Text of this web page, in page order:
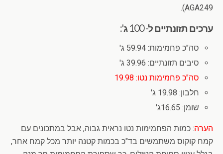
AGA249).
ערכים תזונתיים ל- 100 ג':
סה"כ פחמימות: 59.94 ג'
סיבים תזונתיים: 39.96 ג'
סה"כ פחמימות נטו: 19.98
חלבון: 19.98 ג'
שומן: 16.65ג'
הערה: כמות הפחמימות נטו נראית גבוה, אבל במתכונים עם
קמח קוקוס משתמשים בד"כ בכמות קטנה יותר מכל קמח אחר,